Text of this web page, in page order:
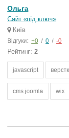
Ольга
Сайт «під ключ»
Київ
Відгуки: +0 / 0 / -0
Рейтинг: 2
javascript
cms joomla wix